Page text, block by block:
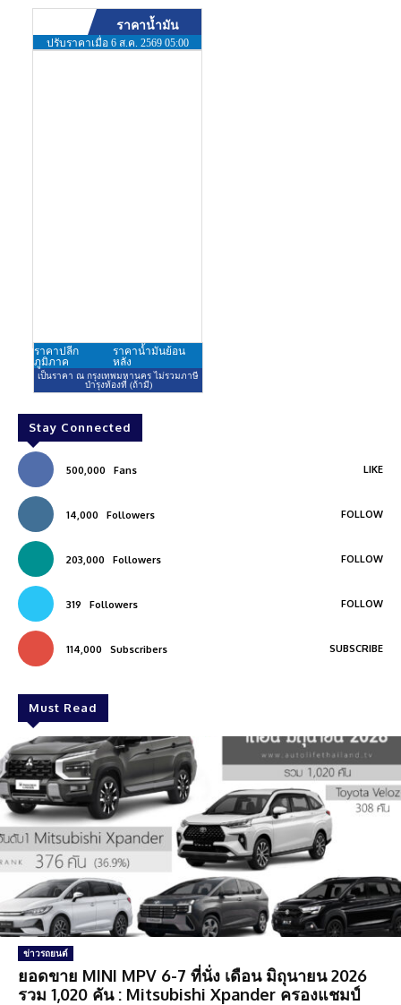
Stay Connected
500,000 Fans LIKE
14,000 Followers FOLLOW
203,000 Followers FOLLOW
319 Followers FOLLOW
114,000 Subscribers SUBSCRIBE
Must Read
ข่าวรถยนต์
ยอดขาย MINI MPV 6-7 ที่นั่ง เดือน มิถุนายน 2026
รวม 1,020 คัน : Mitsubishi Xpander ครองแชมป์